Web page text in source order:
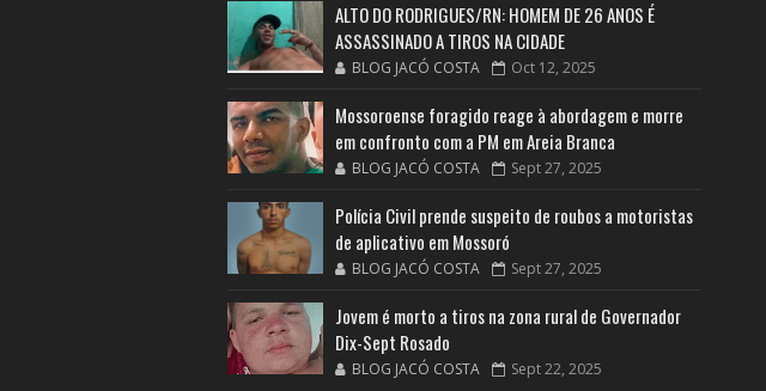
ALTO DO RODRIGUES/RN: HOMEM DE 26 ANOS É
ASSASSINADO A TIROS NA CIDADE
BLOG JACÓ COSTA Oct 12, 2025
Mossoroense foragido reage à abordagem e morre
em confronto com a PM em Areia Branca
BLOG JACÓ COSTA Sept 27, 2025
Polícia Civil prende suspeito de roubos a motoristas
de aplicativo em Mossoró
BLOG JACÓ COSTA Sept 27, 2025
Jovem é morto a tiros na zona rural de Governador
Dix-Sept Rosado
BLOG JACÓ COSTA Sept 22, 2025